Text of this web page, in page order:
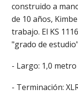
construido a
de 10 años,
trabajo. El KS
"grado de
- Largo: 1,0 metro
- Terminación: